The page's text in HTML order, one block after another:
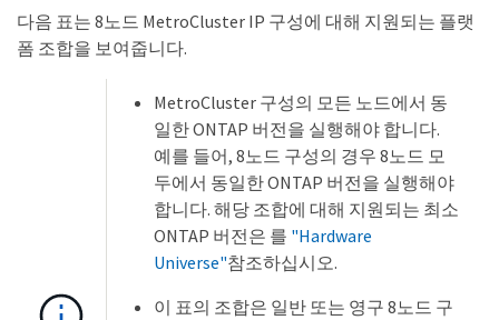
다음 표는 8노드 MetroCluster IP 구성에 대해 지원되는 플랫
폼 조합을 보여줍니다.
MetroCluster 구성의 모든 노드에서 동
일한 ONTAP 버전을 실행해야 합니다.
예를 들어, 8노드 구성의 경우 8노드 모
두에서 동일한 ONTAP 버전을 실행해야
합니다. 해당 조합에 대해 지원되는 최소
ONTAP 버전은 를 "Hardware
Universe"참조하십시오.
이 표의 조합은 일반 또는 영구 8노드 구